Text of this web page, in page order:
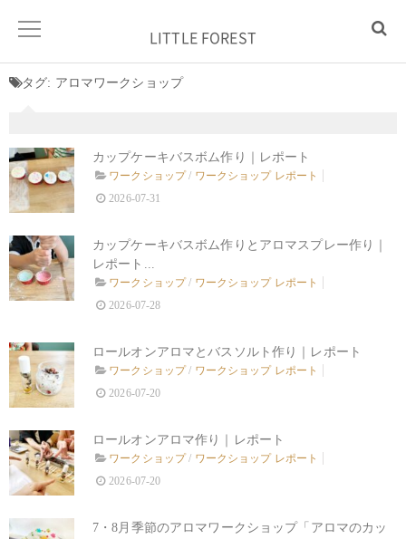
LITTLE FOREST
タグ: アロマワークショップ
カップケーキバスボム作り｜レポート
ワークショップ/ ワークショップ レポート
2026-07-31
カップケーキバスボム作りとアロマスプレー作り｜
レポート...
ワークショップ/ ワークショップ レポート
2026-07-28
ロールオンアロマとバスソルト作り｜レポート
ワークショップ/ ワークショップ レポート
2026-07-20
ロールオンアロマ作り｜レポート
ワークショップ/ ワークショップ レポート
2026-07-20
7・8月季節のアロマワークショップ「アロマのカッ